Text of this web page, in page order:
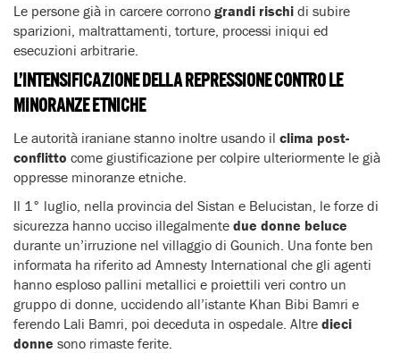
Le persone già in carcere corrono grandi rischi di subire
sparizioni, maltrattamenti, torture, processi iniqui ed
esecuzioni arbitrarie.
L’INTENSIFICAZIONE DELLA REPRESSIONE CONTRO LE
MINORANZE ETNICHE
Le autorità iraniane stanno inoltre usando il clima post-
conflitto come giustificazione per colpire ulteriormente le già
oppresse minoranze etniche.
Il 1° luglio, nella provincia del Sistan e Belucistan, le forze di
sicurezza hanno ucciso illegalmente due donne beluce
durante un’irruzione nel villaggio di Gounich. Una fonte ben
informata ha riferito ad Amnesty International che gli agenti
hanno esploso pallini metallici e proiettili veri contro un
gruppo di donne, uccidendo all’istante Khan Bibi Bamri e
ferendo Lali Bamri, poi deceduta in ospedale. Altre dieci
donne sono rimaste ferite.